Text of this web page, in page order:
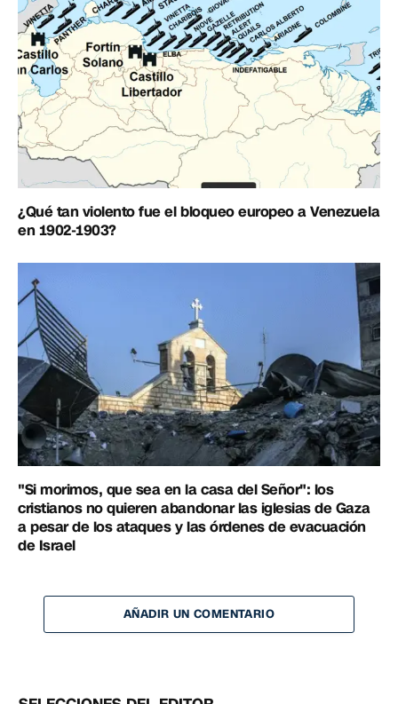
¿Qué tan violento fue el bloqueo europeo a Venezuela
en 1902-1903?
"Si morimos, que sea en la casa del Señor": los
cristianos no quieren abandonar las iglesias de Gaza
a pesar de los ataques y las órdenes de evacuación
de Israel
AÑADIR UN COMENTARIO